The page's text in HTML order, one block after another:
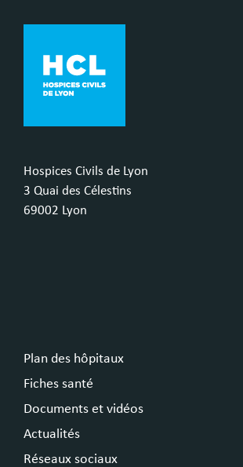
Hospices Civils de Lyon
3 Quai des Célestins
69002 Lyon
Plan des hôpitaux
Fiches santé
Documents et vidéos
Actualités
Réseaux sociaux